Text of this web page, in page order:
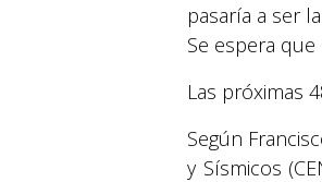
pasaría a ser
Se espera
Las próximas
Según
y Sísmicos